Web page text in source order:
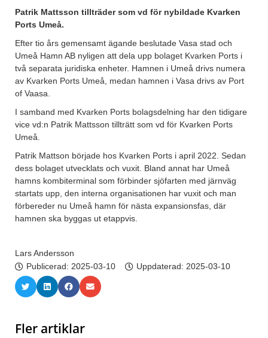
Patrik Mattsson tillträder som vd för nybildade Kvarken
Ports Umeå.
Efter tio års gemensamt ägande beslutade Vasa stad och
Umeå Hamn AB nyligen att dela upp bolaget Kvarken Ports i
två separata juridiska enheter. Hamnen i Umeå drivs numera
av Kvarken Ports Umeå, medan hamnen i Vasa drivs av Port
of Vaasa.
I samband med Kvarken Ports bolagsdelning har den tidigare
vice vd:n Patrik Mattsson tillträtt som vd för Kvarken Ports
Umeå.
Patrik Mattson började hos Kvarken Ports i april 2022. Sedan
dess bolaget utvecklats och vuxit. Bland annat har Umeå
hamns kombiterminal som förbinder sjöfarten med järnväg
startats upp, den interna organisationen har vuxit och man
förbereder nu Umeå hamn för nästa expansionsfas, där
hamnen ska byggas ut etappvis.
Lars Andersson
Publicerad: 2025-03-10 Uppdaterad: 2025-03-10
Fler artiklar